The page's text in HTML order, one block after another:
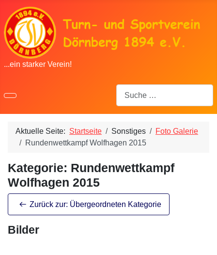
...ein starker Verein!
Aktuelle Seite: Startseite Sonstiges
Foto Galerie
Rundenwettkampf Wolfhagen 2015
Kategorie: Rundenwettkampf
Wolfhagen 2015
Zurück zur: Übergeordneten Kategorie
Bilder